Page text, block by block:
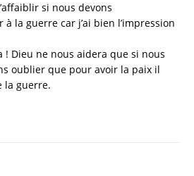
si nous devons
la guerre car j’ai bien l’impression
! Dieu ne nous aidera que si nous
oublier que pour avoir la paix il
la guerre.